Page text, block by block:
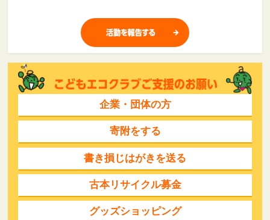
企業・団体の方
寄附をする
書き損じはがきを送る
古本リサイクル募金
グッズショッピング